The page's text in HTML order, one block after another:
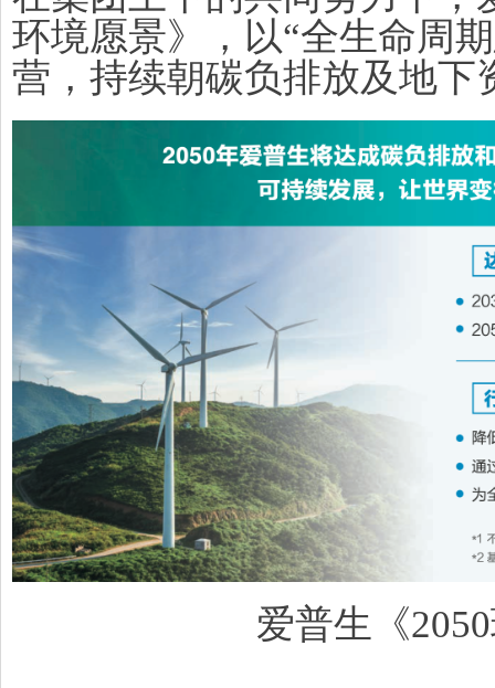
环境愿景》，以“全生命周
营，持续朝碳负排放及地下
爱普生《